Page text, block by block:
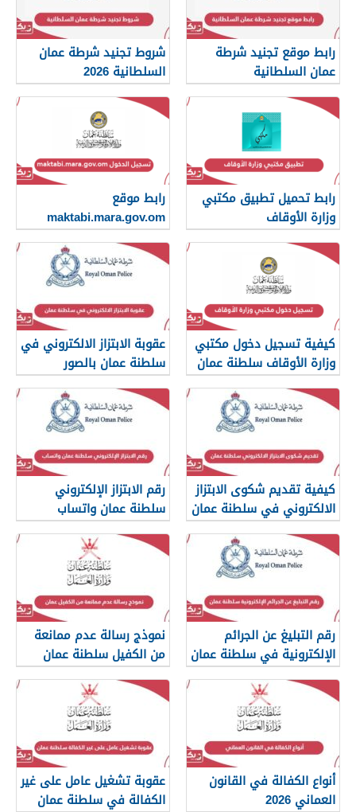
رابط موقع تجنيد شرطة
عمان السلطانية
شروط تجنيد شرطة عمان
السلطانية 2026
رابط تحميل تطبيق مكتبي
وزارة الأوقاف
رابط موقع
maktabi.mara.gov.om
تسجيل الدخول
كيفية تسجيل دخول مكتبي
وزارة الأوقاف سلطنة عمان
عقوبة الابتزاز الالكتروني في
سلطنة عمان بالصور
والرسائل
كيفية تقديم شكوى الابتزاز
الالكتروني في سلطنة عمان
رقم الابتزاز الإلكتروني
سلطنة عمان واتساب
رقم التبليغ عن الجرائم
الإلكترونية في سلطنة عمان
2026
نموذج رسالة عدم ممانعة
من الكفيل سلطنة عمان
أنواع الكفالة في القانون
العماني 2026
عقوبة تشغيل عامل على غير
الكفالة في سلطنة عمان